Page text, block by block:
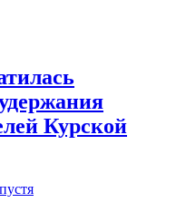
Курской